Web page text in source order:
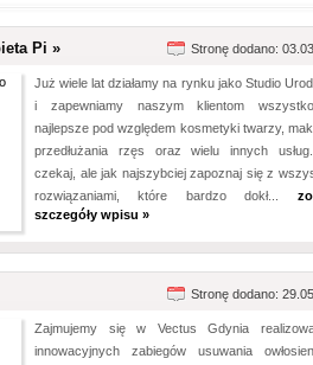
Pi » Stronę dodano:
Już wiele lat działamy na rynku jako Studio
i zapewniamy naszym klientom
najlepsze pod względem kosmetyki twarzy,
przedłużania rzęs oraz wielu innych
czekaj, ale jak najszybciej zapoznaj się z
rozwiązaniami, które bardzo dokł...
szczegóły wpisu »
Stronę dodano:
Zajmujemy się w Vectus Gdynia
innowacyjnych zabiegów usuwania